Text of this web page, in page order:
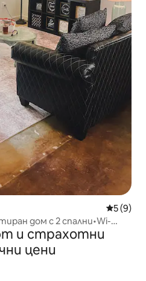
Средна
5 (9)
дом с 2 спални•Wi-
и страхотни
цени